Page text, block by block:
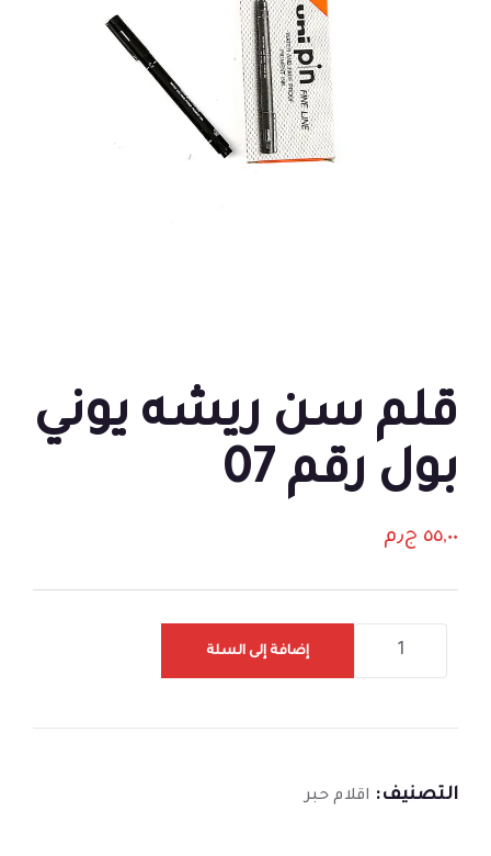
قلم سن ريشه يوني
بول رقم 07
٥٥,٠٠ ج٫م
إضافة إلى السلة
التصنيف: اقلام حبر